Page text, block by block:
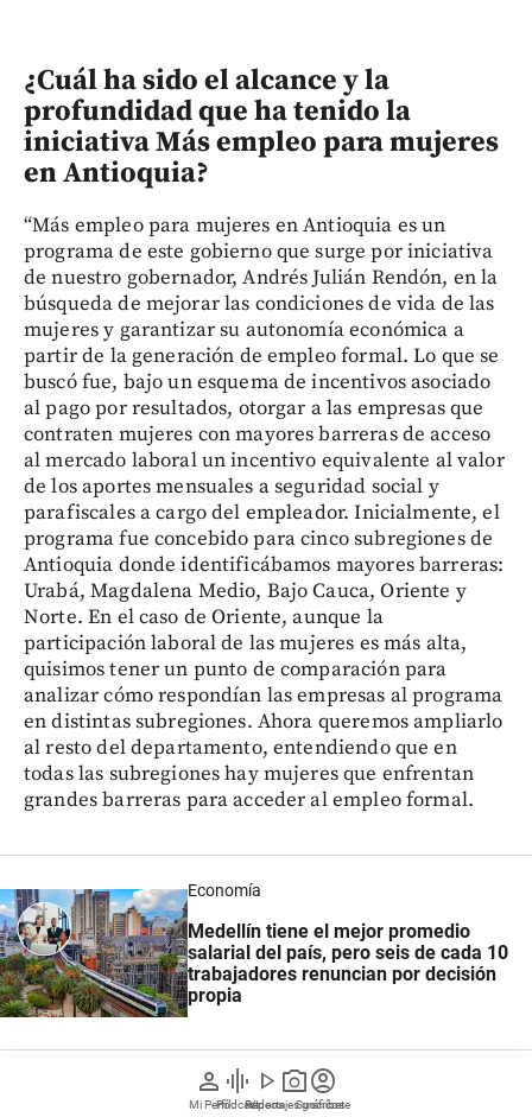
person
Mi Perfil
graphic_eq
Pódcast
play_arrow
Videos
photo_camera
Reportajes gráficos
account_circle
Suscríbete
¿Cuál ha sido el alcance y la
profundidad que ha tenido la
iniciativa Más empleo para mujeres
en Antioquia?
“Más empleo para mujeres en Antioquia es un
programa de este gobierno que surge por iniciativa
de nuestro gobernador, Andrés Julián Rendón, en la
búsqueda de mejorar las condiciones de vida de las
mujeres y garantizar su autonomía económica a
partir de la generación de empleo formal. Lo que se
buscó fue, bajo un esquema de incentivos asociado
al pago por resultados, otorgar a las empresas que
contraten mujeres con mayores barreras de acceso
al mercado laboral un incentivo equivalente al valor
de los aportes mensuales a seguridad social y
parafiscales a cargo del empleador. Inicialmente, el
programa fue concebido para cinco subregiones de
Antioquia donde identificábamos mayores barreras:
Urabá, Magdalena Medio, Bajo Cauca, Oriente y
Norte. En el caso de Oriente, aunque la
participación laboral de las mujeres es más alta,
quisimos tener un punto de comparación para
analizar cómo respondían las empresas al programa
en distintas subregiones. Ahora queremos ampliarlo
al resto del departamento, entendiendo que en
todas las subregiones hay mujeres que enfrentan
grandes barreras para acceder al empleo formal.
Economía
Medellín tiene el mejor promedio
salarial del país, pero seis de cada 10
trabajadores renuncian por decisión
propia
También sabemos que este tipo de estrategias,